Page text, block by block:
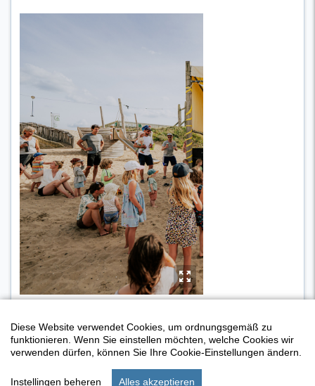
y
Diese Website verwendet Cookies, um ordnungsgemäß zu
funktionieren. Wenn Sie einstellen möchten, welche Cookies wir
verwenden dürfen, können Sie Ihre Cookie-Einstellungen ändern.
Instellingen beheren Alles akzeptieren